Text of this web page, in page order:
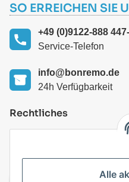
SO ERREICHEN SIE
+49 (0)9122-888
Service-Telefon
info@bonremo.de
24h Verfügbarkeit
Rechtliches
Alle